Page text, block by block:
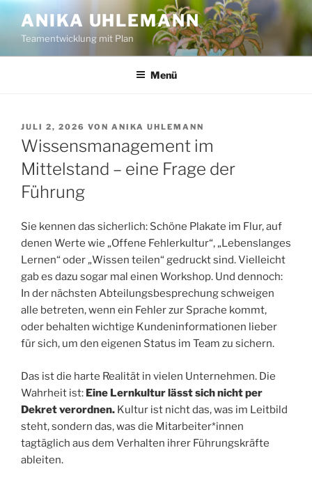
Zum
Inhalt
springen
ANIKA UHLEMANN
Teamentwicklung mit Plan
Menü
VERÖFFENTLICHT
AM
JULI 2, 2026 VON ANIKA UHLEMANN
Wissensmanagement im
Mittelstand – eine Frage der
Führung
Sie kennen das sicherlich: Schöne Plakate im Flur, auf
denen Werte wie „Offene Fehlerkultur“, „Lebenslanges
Lernen“ oder „Wissen teilen“ gedruckt sind. Vielleicht
gab es dazu sogar mal einen Workshop. Und dennoch:
In der nächsten Abteilungsbesprechung schweigen
alle betreten, wenn ein Fehler zur Sprache kommt,
oder behalten wichtige Kundeninformationen lieber
für sich, um den eigenen Status im Team zu sichern.
Das ist die harte Realität in vielen Unternehmen. Die
Wahrheit ist: Eine Lernkultur lässt sich nicht per
Dekret verordnen. Kultur ist nicht das, was im Leitbild
steht, sondern das, was die Mitarbeiter*innen
tagtäglich aus dem Verhalten ihrer Führungskräfte
ableiten.